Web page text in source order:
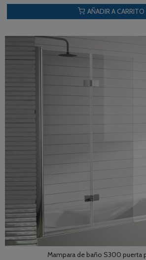
AÑADIR A CARRITO
Mampara de baño S300 puerta